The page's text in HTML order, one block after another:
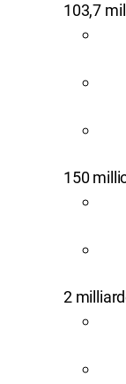
103,7
150
2